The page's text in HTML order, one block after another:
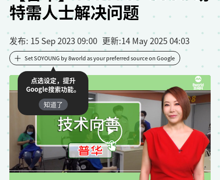
特需人士解决问题
发布: 15 Sep 2023 09:00 更新:14 May 2025 04:03
Set SOYOUNG by 8world as your preferred source on Google
点选设定，提升
Google搜索功能。
知道了